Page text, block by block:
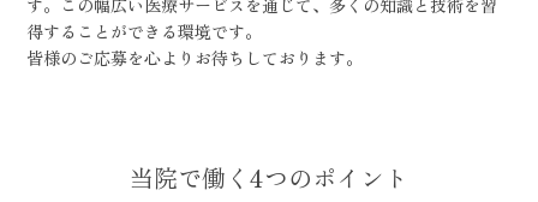
得することができる環境です。
皆様のご応募を心よりお待ちしております。
当院で働く4つのポイント